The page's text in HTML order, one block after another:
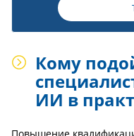
Кому
ИИ в